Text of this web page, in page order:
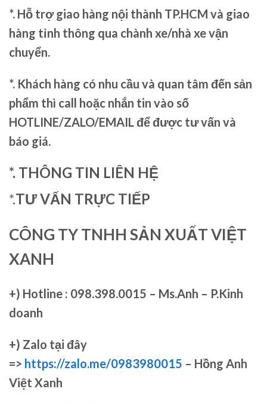
*. Hỗ trợ giao hàng nội thành TP.HCM và giao
hàng tỉnh thông qua chành xe/nhà xe vận
chuyển.
*. Khách hàng có nhu cầu và quan tâm đến sản
phẩm thì call hoặc nhắn tin vào số
HOTLINE/ZALO/EMAIL để được tư vấn và
báo giá.
*. THÔNG TIN LIÊN HỆ
*.TƯ VẤN TRỰC TIẾP
CÔNG TY TNHH SẢN XUẤT VIỆT
XANH
+) Hotline : 098.398.0015 – Ms.Anh – P.Kinh
doanh
+) Zalo tại đây
=> https://zalo.me/0983980015 – Hồng Anh
Việt Xanh